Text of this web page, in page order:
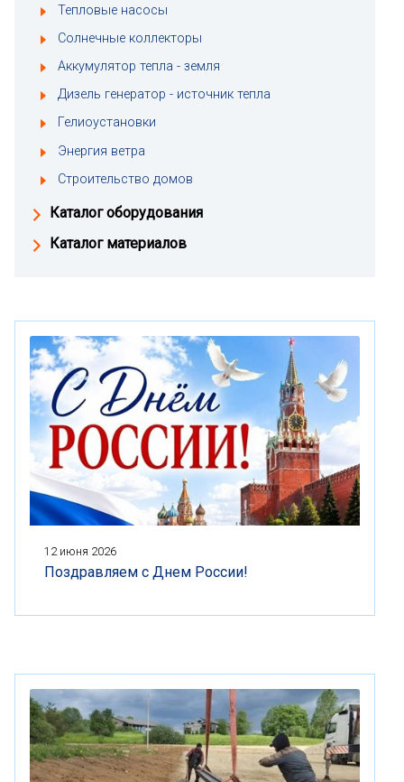
Тепловые насосы
Солнечные коллекторы
Аккумулятор тепла - земля
Дизель генератор - источник тепла
Гелиоустановки
Энергия ветра
Строительство домов
Каталог оборудования
Каталог материалов
12 июня 2026
Поздравляем с Днем России!